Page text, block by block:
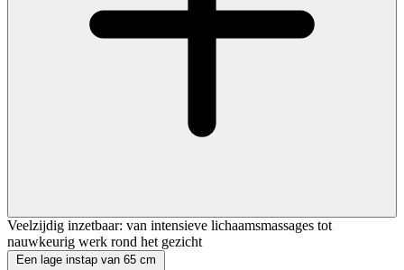
Veelzijdig inzetbaar: van intensieve lichaamsmassages tot
nauwkeurig werk rond het gezicht
Een lage instap van 65 cm